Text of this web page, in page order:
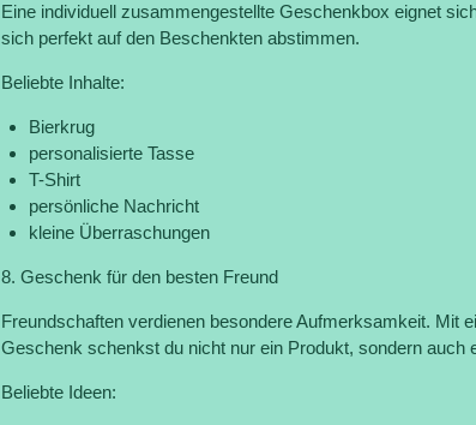
Eine individuell zusammengestellte Geschenkbox eignet
sich perfekt auf den Beschenkten abstimmen.
Beliebte Inhalte:
Bierkrug
personalisierte Tasse
T-Shirt
persönliche Nachricht
kleine Überraschungen
8. Geschenk für den besten Freund
Freundschaften verdienen besondere Aufmerksamkeit. Mit
Geschenk schenkst du nicht nur ein Produkt, sondern auch
Beliebte Ideen: